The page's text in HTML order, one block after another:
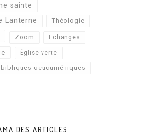
sainte
Lanterne
Théologie
Zoom Échanges
Église verte
bibliques oeucuméniques
DES ARTICLES